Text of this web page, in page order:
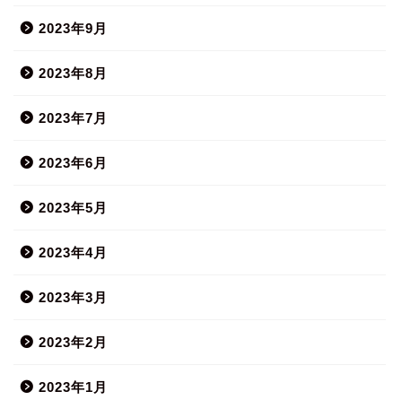
2023年9月
2023年8月
2023年7月
2023年6月
2023年5月
2023年4月
2023年3月
2023年2月
2023年1月